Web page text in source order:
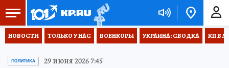
НОВОСТИ ТОЛЬКО У НАС ВОЕНКОРЫ УКРАИНА: СВОДКА КП В
ПОЛИТИКА 29 июня 2026 7:45